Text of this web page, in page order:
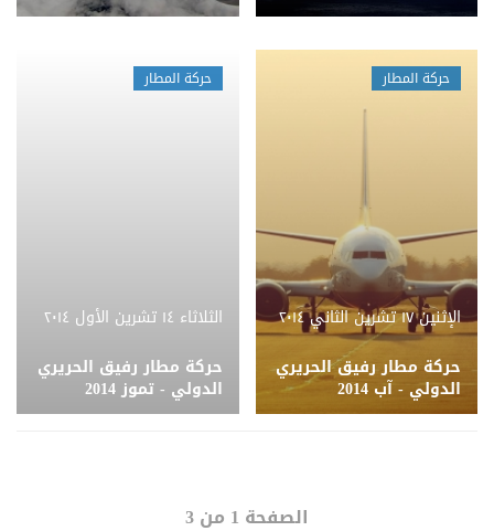
حركة المطار
الإثنين ١٧ تشرين الثاني ٢٠١٤
حركة مطار رفيق الحريري
الدولي - آب 2014
حركة المطار
الثلاثاء ١٤ تشرين الأول ٢٠١٤
حركة مطار رفيق الحريري
الدولي - تموز 2014
الصفحة 1 من 3